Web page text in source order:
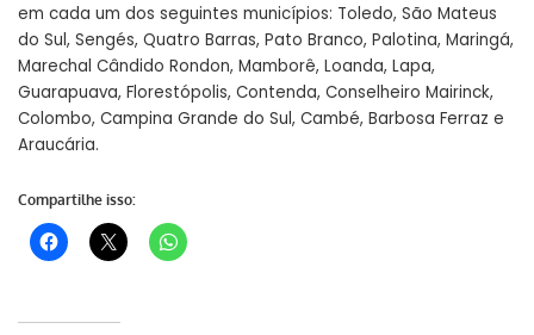
em cada um dos seguintes municípios: Toledo, São Mateus
do Sul, Sengés, Quatro Barras, Pato Branco, Palotina, Maringá,
Marechal Cândido Rondon, Mamborê, Loanda, Lapa,
Guarapuava, Florestópolis, Contenda, Conselheiro Mairinck,
Colombo, Campina Grande do Sul, Cambé, Barbosa Ferraz e
Araucária.
Compartilhe isso: